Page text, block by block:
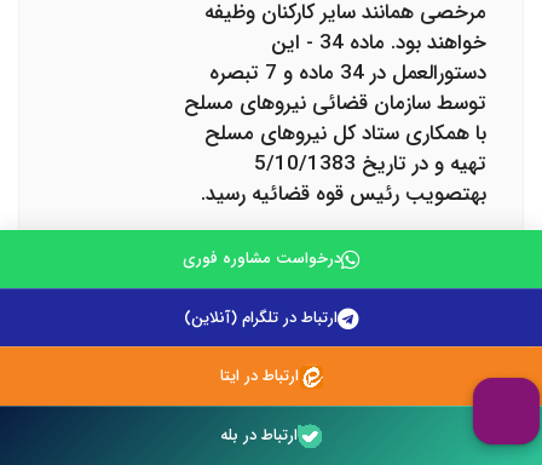
مرخصی همانند سایر کارکنان وظیفه
خواهند بود. ماده 34 - این
دستورالعمل در 34 ماده و 7 تبصره
توسط سازمان قضائی نیروهای مسلح
با همکاری ستاد کل نیروهای مسلح
تهیه و در تاریخ 5/10/1383
به‎تصویب رئیس قوه قضائیه رسید.
بهنام رحمانی فرد
باسلام از مواردی که قبل از پاسخ به
سوال آیا حبس جزو خدمت سربازی
محاسبه می شود، باید به آن پرداخت
موضوع معافیت از خدمت سربازی
درخواست مشاوره فوری
ارتباط در تلگرام (آنلاین)
ارتباط در ایتا
ارتباط در بله